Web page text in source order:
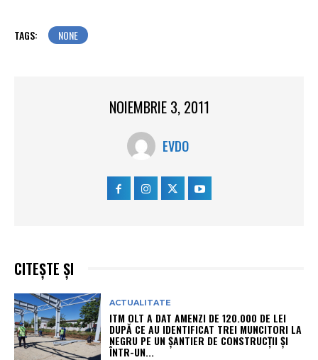
TAGS: NONE
NOIEMBRIE 3, 2011
EVDO
CITEȘTE ȘI
ACTUALITATE
ITM OLT A DAT AMENZI DE 120.000 DE LEI
DUPĂ CE AU IDENTIFICAT TREI MUNCITORI LA
NEGRU PE UN ȘANTIER DE CONSTRUCȚII ȘI
ÎNTR-UN...